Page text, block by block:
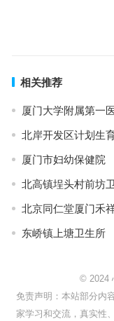
相关推荐
厦门大学附属第一
北岸开发区计划生
厦门市妇幼保健院
北高镇埕头村前坊
北京同仁堂厦门禾
东峤镇上塘卫生所
© 2024
免责声明：本站部分内
家学习和交流，真实性